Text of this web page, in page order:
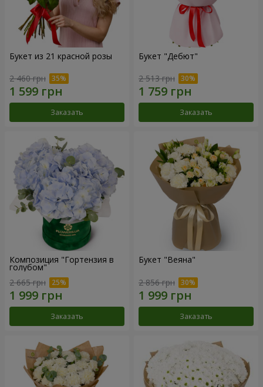
Букет из 21 красной розы
2 460 грн
Заказать
Букет "Дебют"
2 513 грн
Заказать
Композиция "Гортензия в
голубом"
2 665 грн
Заказать
Букет "Веяна"
2 856 грн
Заказать